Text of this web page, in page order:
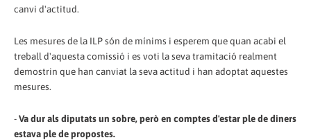
canvi d'actitud.
Les mesures de la ILP són de mínims i esperem que quan acabi el
treball d'aquesta comissió i es voti la seva tramitació realment
demostrin que han canviat la seva actitud i han adoptat aquestes
mesures.
-Va dur als diputats un sobre, però en comptes d'estar ple de diners
estava ple de propostes.